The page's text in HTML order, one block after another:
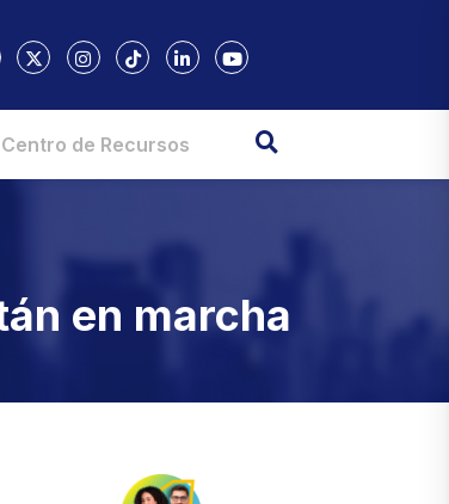
Centro de Recursos
en marcha